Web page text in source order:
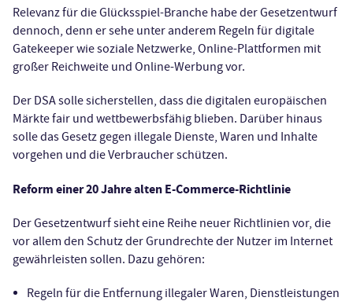
Relevanz für die Glücksspiel-Branche habe der Gesetzentwurf
dennoch, denn er sehe unter anderem Regeln für digitale
Gatekeeper wie soziale Netzwerke, Online-Plattformen mit
großer Reichweite und Online-Werbung vor.
Der DSA solle sicherstellen, dass die digitalen europäischen
Märkte fair und wettbewerbsfähig blieben. Darüber hinaus
solle das Gesetz gegen illegale Dienste, Waren und Inhalte
vorgehen und die Verbraucher schützen.
Reform einer 20 Jahre alten E-Commerce-Richtlinie
Der Gesetzentwurf sieht eine Reihe neuer Richtlinien vor, die
vor allem den Schutz der Grundrechte der Nutzer im Internet
gewährleisten sollen. Dazu gehören:
Regeln für die Entfernung illegaler Waren, Dienstleistungen